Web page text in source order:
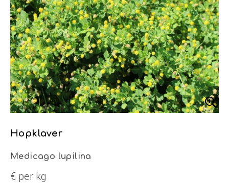
Hopklaver
Medicago lupilina
€ per kg